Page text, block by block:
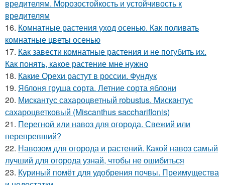
вредителям. Морозостойкость и устойчивость к
вредителям
16. Комнатные растения уход осенью. Как поливать
комнатные цветы осенью
17. Как завести комнатные растения и не погубить их.
Как понять, какое растение мне нужно
18. Какие Орехи растут в россии. Фундук
19. Яблоня груша сорта. Летние сорта яблони
20. Мискантус сахароцветный robustus. Мискантус
сахароцветковый (Miscanthus sacchariflonis)
21. Перегной или навоз для огорода. Свежий или
перепревший?
22. Навозом для огорода и растений. Какой навоз самый
лучший для огорода узнай, чтобы не ошибиться
23. Куриный помёт для удобрения почвы. Преимущества